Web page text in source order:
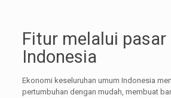
Fitur melalui pasar
Indonesia
Ekonomi keseluruhan umum Indonesia
pertumbuhan dengan mudah, membuat